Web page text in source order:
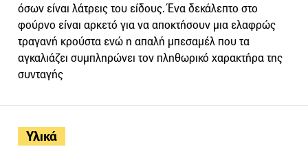
Υλικά
όσων είναι λάτρεις του είδους. Ένα δεκάλεπτο στο
φούρνο είναι αρκετό για να αποκτήσουν μια ελαφρώς
τραγανή κρούστα ενώ η απαλή μπεσαμέλ που τα
αγκαλιάζει συμπληρώνει τον πληθωρικό χαρακτήρα της
συνταγής